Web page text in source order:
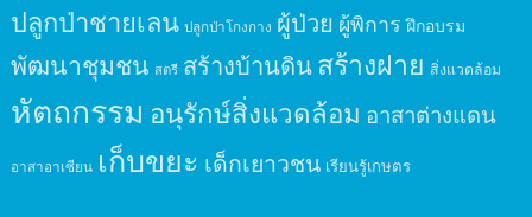
ปลูกป่าชายเลน ปลูกป่าโกงกาง ผู้ป่วย ผู้พิการ ฝึกอบรม
พัฒนาชุมชน สตรี สร้างบ้านดินสร้างฝาย สิ่งแวดล้อม
หัตถกรรม อนุรักษ์สิ่งแวดล้อม อาสาต่างแดน
อาสาอาเซียน เก็บขยะ เด็กเยาวชน เรียนรู้เกษตร